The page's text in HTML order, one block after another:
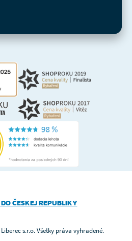
ČESKEJ REPUBLIKY
s.r.o. Všetky práva vyhradené.